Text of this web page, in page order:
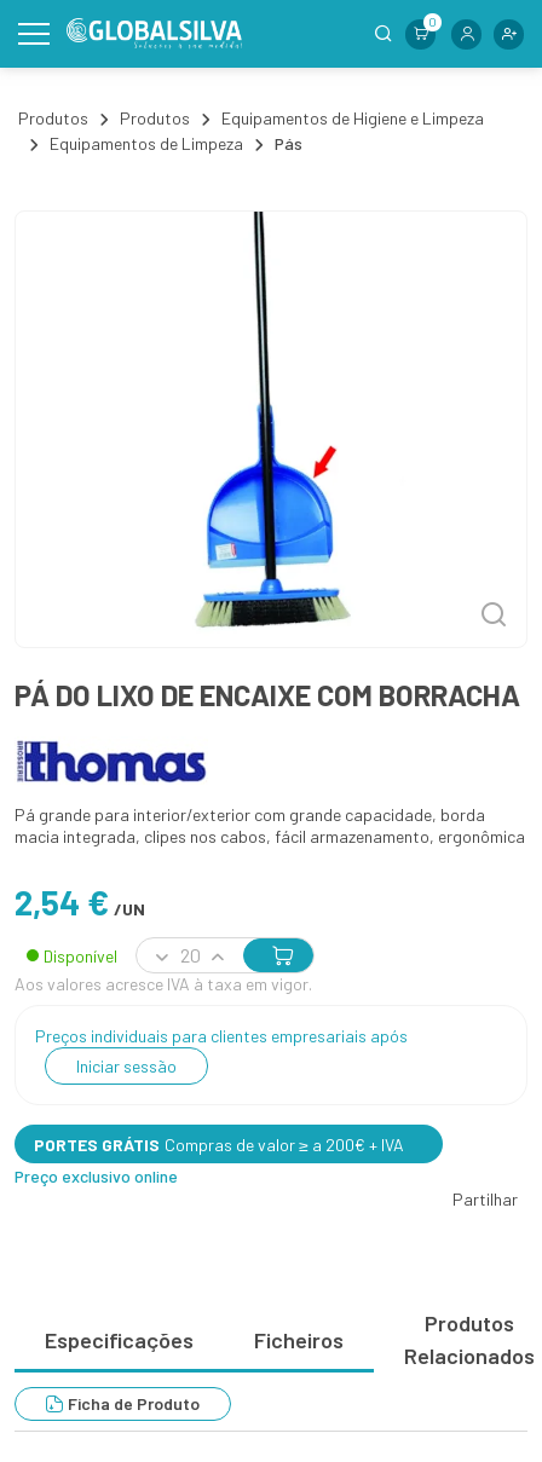
0
Produtos Produtos
Equipamentos de Higiene e Limpeza
Equipamentos de Limpeza
Pás
PÁ DO LIXO DE ENCAIXE COM BORRACHA
Pá grande para interior/exterior com grande capacidade, borda
macia integrada, clipes nos cabos, fácil armazenamento, ergonômica
2,54 € /UN
Disponível
Aos valores acresce IVA à taxa em vigor.
Preços individuais para clientes empresariais após
Iniciar sessão
PORTES GRÁTIS Compras de valor ≥ a 200€ + IVA
Preço exclusivo online
Partilhar
Especificações Ficheiros
Produtos
Relacionados
Ficha de Produto